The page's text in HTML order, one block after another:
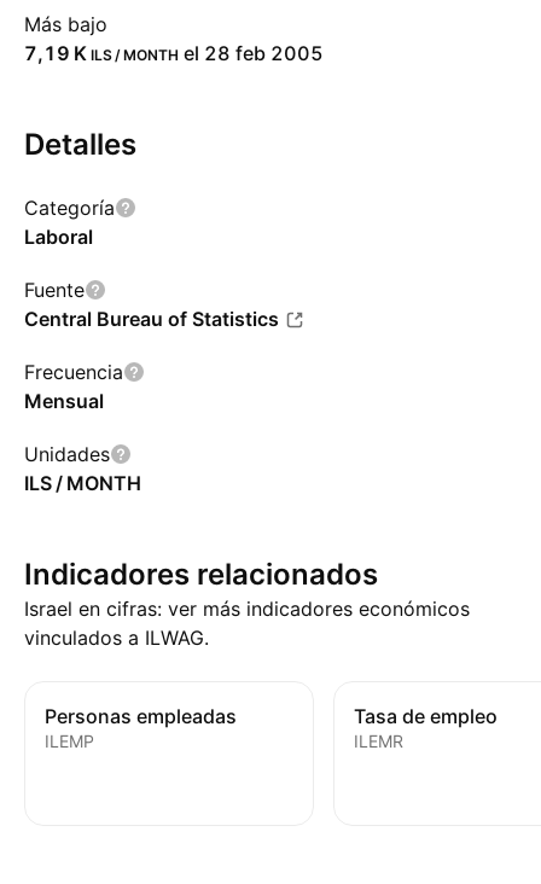
Más bajo
‪7,19 K‬ ILS / MONTH el 28 feb 2005
Detalles
Categoría
Laboral
Fuente
Central Bureau of Statistics
Frecuencia
Mensual
Unidades
ILS / MONTH
Indicadores relacionados
Israel en cifras: ver más indicadores económicos
vinculados a ILWAG.
Personas empleadas
ILEMP
Tasa de empleo
ILEMR